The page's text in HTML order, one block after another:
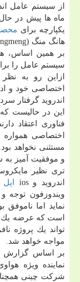
از سیستم عامل
ماه ها پیش در
یكپارچه برای
هانگ منگ (hongmeng) نام دارد.
بر همین اساس،
سیستم عامل را
ازاین رو به
اختصاصی خود و
اندروید گرفتار
این در حالیست
فناوری اعتقاد
اختصاصی
مستثنی نخواهد
و موفقیت آمیز به
تری نظیر
اندروید و ios
اپل
ویندوزفون
نماید اما
است كه عرضه یك
تواند یك پروژه
مواجه خواهد شد.
بر اساس گزارش
نماینده ویژه
شركت چینی